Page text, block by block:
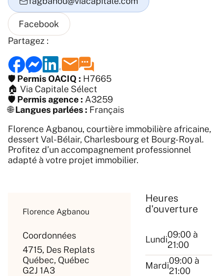
🛡️ Permis OACIQ : H7665
🏠 Via Capitale Sélect
🛡️ Permis agence : A3259
🌐 Langues parlées : Français
Florence Agbanou, courtière immobilière africaine,
dessert Val-Bélair, Charlesbourg et Bourg-Royal.
Profitez d’un accompagnement professionnel
adapté à votre projet immobilier.
Partagez :
Florence Agbanou
Coordonnées
4715, Des Replats
Québec, Québec
G2J 1A3
Heures
d'ouverture
Lundi09:00 à
21:00
Mardi09:00 à
21:00